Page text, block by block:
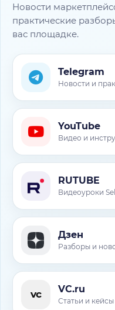
Новости
практические
вас площадке.
Telegram
Новости и
YouTube
Видео и
RUTUBE
Видеоуроки
Дзен
Разборы и
vc VC.ru
Статьи и кейсы